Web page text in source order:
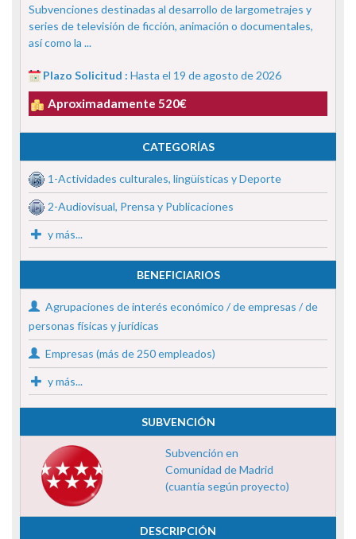
Subvenciones destinadas al desarrollo de largometrajes y
series de televisión de ficción, animación o documentales,
así como la ...
Plazo Solicitud : Hasta el 19 de agosto de 2026
Aproximadamente 520€
CATEGORÍAS
1-Actividades culturales, lingüísticas y Deporte
2-Audiovisual, Prensa y Publicaciones
y más...
BENEFICIARIOS
Agrupaciones de interés económico / de empresas / de
personas físicas y jurídicas
Empresas (más de 250 empleados)
y más...
SUBVENCIÓN
Subvención en
Comunidad de Madrid
(cuantía según proyecto)
DESCRIPCIÓN